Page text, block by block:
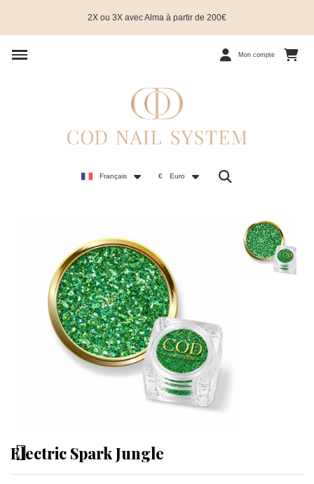
2X ou 3X avec Alma à partir de 200€
Mon compte
Français € Euro
Electric Spark Jungle